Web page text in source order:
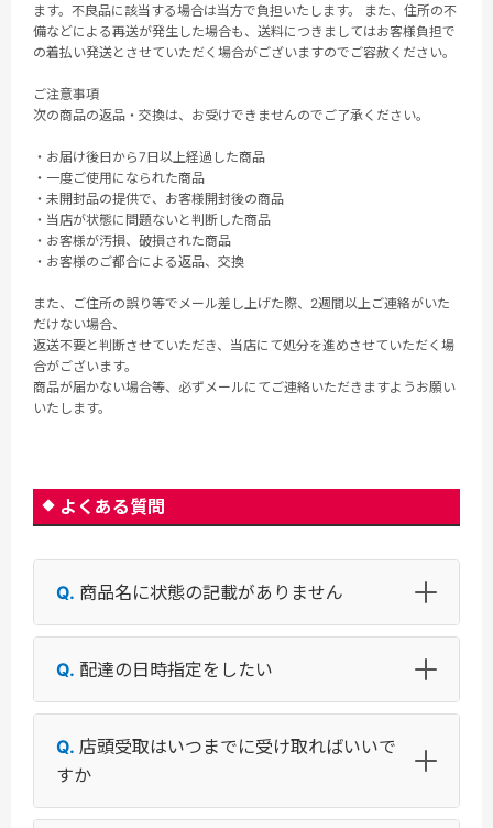
ます。不良品に該当する場合は当方で負担いたします。 また、住所の不
備などによる再送が発生した場合も、送料につきましてはお客様負担で
の着払い発送とさせていただく場合がございますのでご容赦ください。
ご注意事項
次の商品の返品・交換は、お受けできませんのでご了承ください。
・お届け後日から7日以上経過した商品
・一度ご使用になられた商品
・未開封品の提供で、お客様開封後の商品
・当店が状態に問題ないと判断した商品
・お客様が汚損、破損された商品
・お客様のご都合による返品、交換
また、ご住所の誤り等でメール差し上げた際、2週間以上ご連絡がいた
だけない場合、
返送不要と判断させていただき、当店にて処分を進めさせていただく場
合がございます。
商品が届かない場合等、必ずメールにてご連絡いただきますようお願い
いたします。
よくある質問
商品名に状態の記載がありません
配達の日時指定をしたい
店頭受取はいつまでに受け取ればいいで
すか